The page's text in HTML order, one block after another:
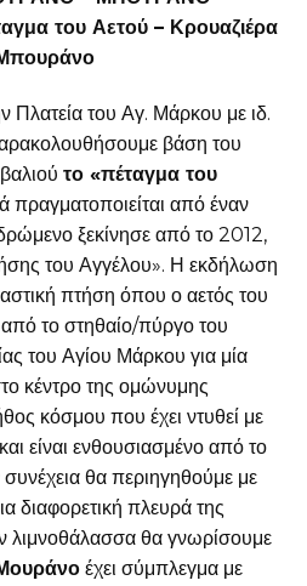
του Αετού – Κρουαζιέρα
Πλατεία του Αγ. Μάρκου με ιδ.
βάση του
το «πέταγμα του
από έναν
ξεκίνησε από το 2012,
του Αγγέλου». Η εκδήλωση
πτήση όπου ο αετός του
από το στηθαίο/πύργο του
του Αγίου Μάρκου για μία
κέντρο της ομώνυμης
κόσμου που έχει ντυθεί με
είναι ενθουσιασμένο από το
θα περιηγηθούμε με
διαφορετική πλευρά της
λιμνοθάλασσα θα γνωρίσουμε
έχει σύμπλεγμα με